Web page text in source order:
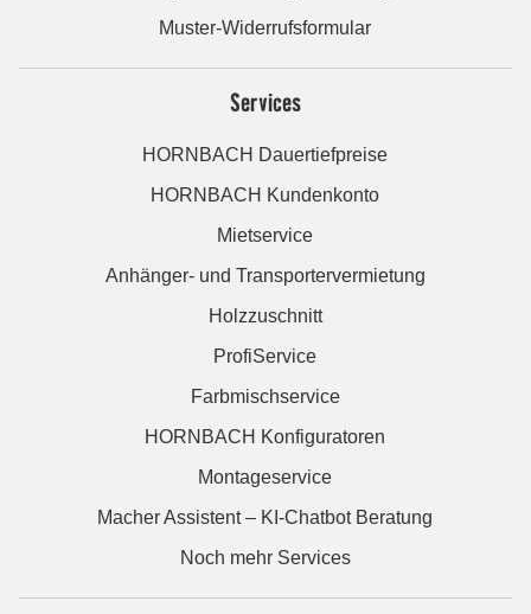
Muster-Widerrufsformular
Services
HORNBACH Dauertiefpreise
HORNBACH Kundenkonto
Mietservice
Anhänger- und Transportervermietung
Holzzuschnitt
ProfiService
Farbmischservice
HORNBACH Konfiguratoren
Montageservice
Macher Assistent – KI-Chatbot Beratung
Noch mehr Services